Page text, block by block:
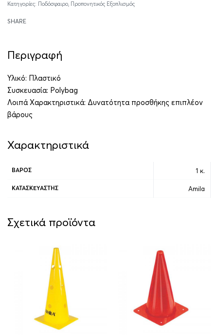
Κατηγορίες: Ποδόσφαιρο, Προπονητικός Εξοπλισμός
SHARE
Περιγραφή
Υλικό: Πλαστικό
Συσκευασία: Polybag
Λοιπά Χαρακτηριστικά: Δυνατότητα προσθήκης επιπλέον
βάρους
Χαρακτηριστικά
ΒΆΡΟΣ 1 κ.
ΚΑΤΑΣΚΕΥΑΣΤΉΣ Amila
Σχετικά προϊόντα